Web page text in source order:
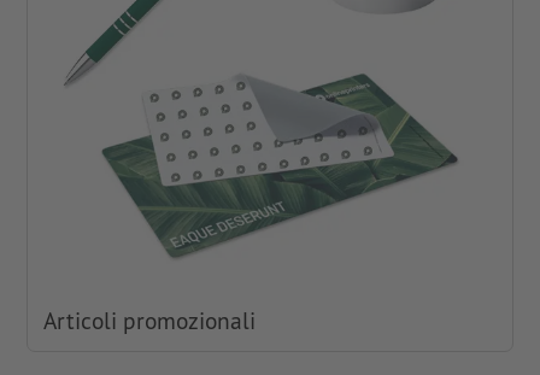
Articoli promozionali